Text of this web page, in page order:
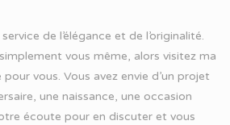
de l’élégance et de l’originalité.
vous même, alors visitez ma
vous. Vous avez envie d’un projet
une naissance, une occasion
écoute pour en discuter et vous